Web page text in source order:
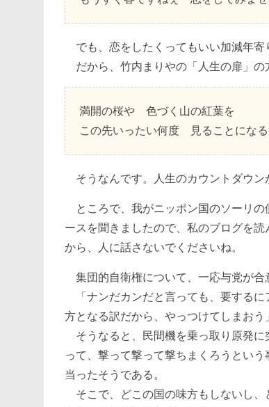
でも、恋をしたくってもいい加減年寄
だから、竹内まりやの「人生の扉」の
満開の桜や 色づく山の紅葉を
この先いったい何度 見ることになる
そうなんです。人生のカウントダウン
ところで、我がニッポン国のソーリの
ースを聞きましたので、私のブログを
から、人に話さないでくださいね。
集団的自衛権について、一応与党が合
「ナンだカンだと言っても、要するに
方となる訳だから、やっつけてしまおう
そうなると、民間機を乗っ取り原発に
って、撃って撃って撃ちまくろうとい
当ったそうである。
そこで、どこの国の味方もしないし、